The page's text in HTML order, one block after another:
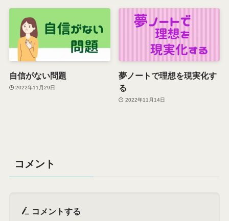
自信がない問題
2022年11月29日
夢ノートで理想を現実化す
る
2022年11月14日
コメント
コメントする